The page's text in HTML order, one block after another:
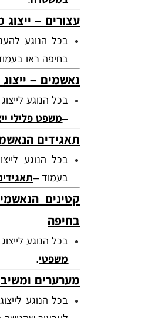
עצורים –
בכל הנוגע
בחיפה ראו
נאשמים –
בכל הנוגע
–משפט פלילי
תאגידים
בכל הנוגע
בעמוד –
קטינים
בחיפה
בכל הנוגע
משפטי.
מערערים
בכל הנוגע